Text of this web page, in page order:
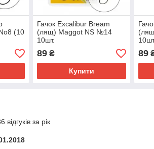
(10
Гачок Excalibur Bream
(лящ) Maggot NS №14
10шт.
89₴
Купити
89
за рік